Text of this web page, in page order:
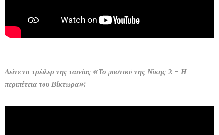
Δείτε το τρέιλερ της ταινίας «Το μυστικό της Νίκης 2 - Η
περιπέτεια του Βίκτωρα»: